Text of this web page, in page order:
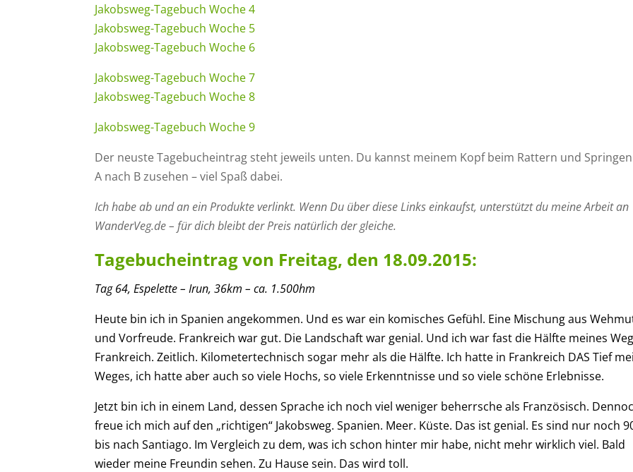
Jakobsweg-Tagebuch Woche 4
Jakobsweg-Tagebuch Woche 5
Jakobsweg-Tagebuch Woche 6
Jakobsweg-Tagebuch Woche 7
Jakobsweg-Tagebuch Woche 8
Jakobsweg-Tagebuch Woche 9
Der neuste Tagebucheintrag steht jeweils unten. Du kannst meinem Kopf beim Rattern und
A nach B zusehen – viel Spaß dabei.
Ich habe ab und an ein Produkte verlinkt. Wenn Du über diese Links einkaufst, unterstützt du meine Arbeit an
WanderVeg.de – für dich bleibt der Preis natürlich der gleiche.
Tagebucheintrag von Freitag, den 18.09.2015:
Tag64,Espelette – Irun,36km – ca. 1.500hm
Heute bin ich in Spanien angekommen. Und es war ein komisches Gefühl. Eine Mischung aus
und Vorfreude. Frankreich war gut. Die Landschaft war genial. Und ich war fast die Hälfte meines
Frankreich. Zeitlich. Kilometertechnisch sogar mehr als die Hälfte. Ich hatte in Frankreich DAS Tief
Weges, ich hatte aber auch so viele Hochs, so viele Erkenntnisse und so viele schöne Erlebnisse.
Jetzt bin ich in einem Land, dessen Sprache ich noch viel weniger beherrsche als Französisch. D
freue ich mich auf den „richtigen“ Jakobsweg. Spanien. Meer. Küste. Das ist genial. Es sind nur noch
bis nach Santiago. Im Vergleich zu dem, was ich schon hinter mir habe, nicht mehr wirklich viel. Bald
wieder meine Freundin sehen. Zu Hause sein. Das wird toll.